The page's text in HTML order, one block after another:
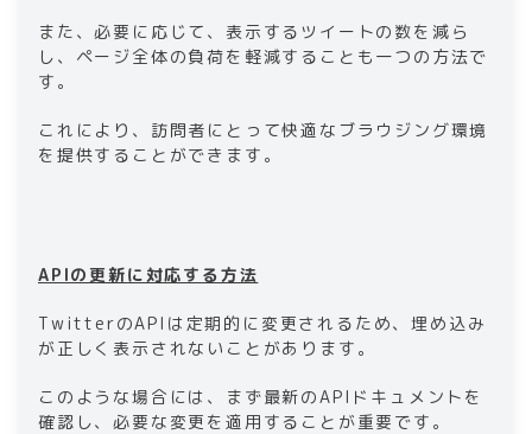
また、必要に応じて、表示するツイートの数を減ら
し、ページ全体の負荷を軽減することも一つの方法で
す。
これにより、訪問者にとって快適なブラウジング環境
を提供することができます。
APIの更新に対応する方法
TwitterのAPIは定期的に変更されるため、埋め込み
が正しく表示されないことがあります。
このような場合には、まず最新のAPIドキュメントを
確認し、必要な変更を適用することが重要です。